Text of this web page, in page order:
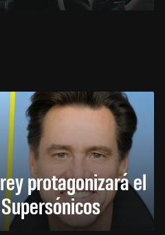
protagonizará el